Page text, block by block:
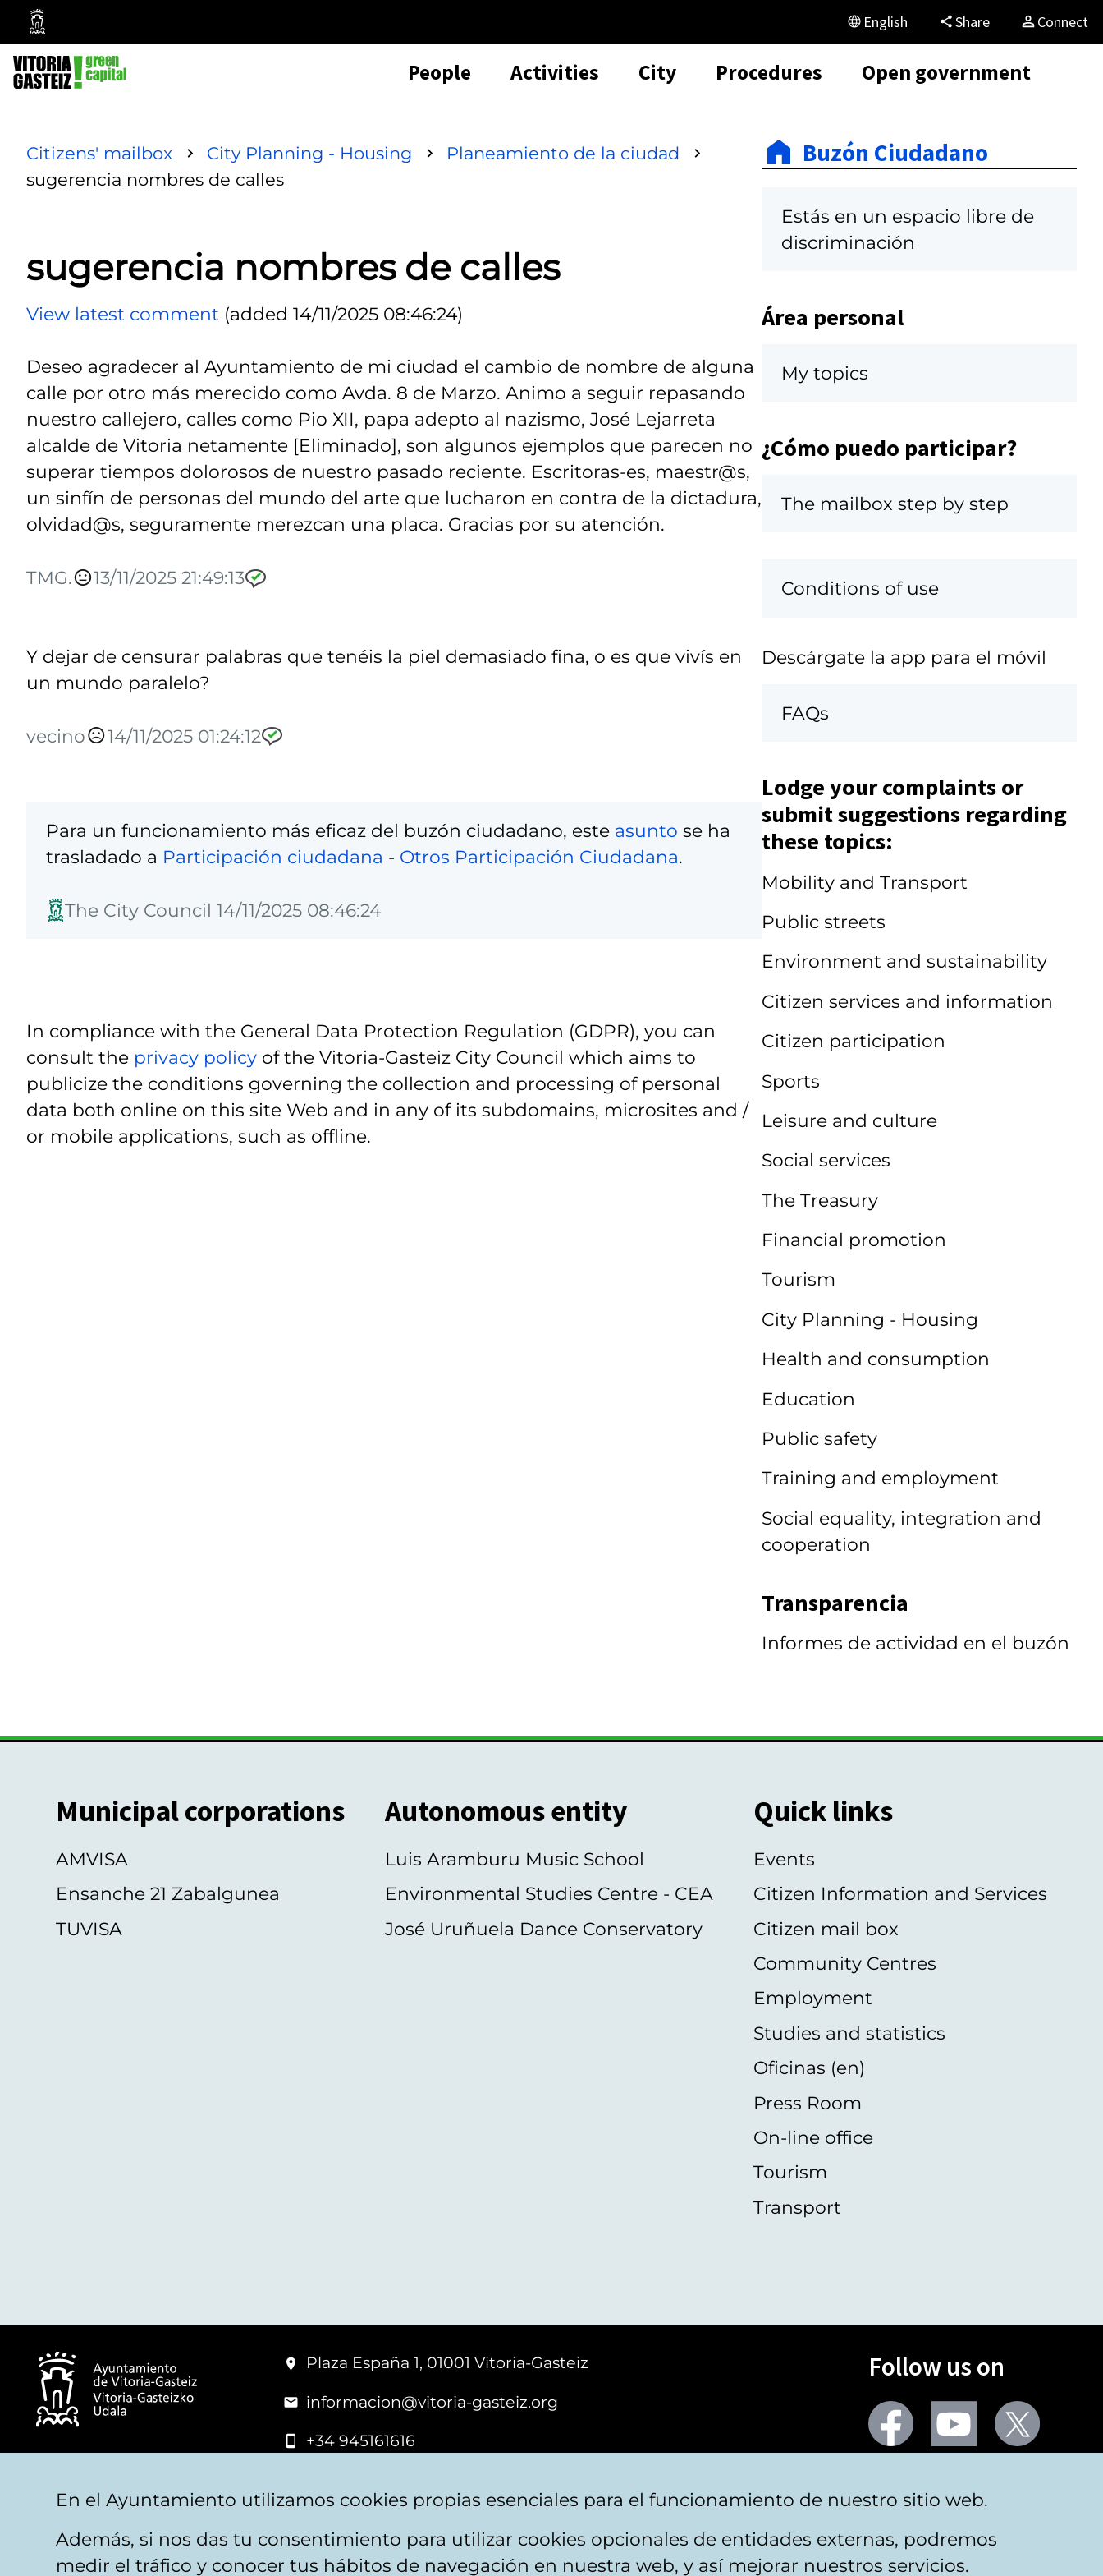
Vitoria-
Gasteiz
City
Council
English Share Connect
People Activities City Procedures Open government
Citizens' mailbox City Planning - Housing
Planeamiento de la ciudad
sugerencia nombres de calles
sugerencia nombres de calles
View latest comment (added 14/11/2025 08:46:24)
Deseo agradecer al Ayuntamiento de mi ciudad el cambio de nombre de alguna
calle por otro más merecido como Avda. 8 de Marzo. Animo a seguir repasando
nuestro callejero, calles como Pio XII, papa adepto al nazismo, José Lejarreta
alcalde de Vitoria netamente [Eliminado], son algunos ejemplos que parecen no
superar tiempos dolorosos de nuestro pasado reciente. Escritoras-es, maestr@s,
un sinfín de personas del mundo del arte que lucharon en contra de la dictadura,
olvidad@s, seguramente merezcan una placa. Gracias por su atención.
TMG. 13/11/2025 21:49:13
Y dejar de censurar palabras que tenéis la piel demasiado fina, o es que vivís en
un mundo paralelo?
vecino 14/11/2025 01:24:12
Para un funcionamiento más eficaz del buzón ciudadano, este asunto se ha
trasladado a Participación ciudadana - Otros Participación Ciudadana.
The City Council 14/11/2025 08:46:24
In compliance with the General Data Protection Regulation (GDPR), you can
consult the privacy policy of the Vitoria-Gasteiz City Council which aims to
publicize the conditions governing the collection and processing of personal
data both online on this site Web and in any of its subdomains, microsites and /
or mobile applications, such as offline.
Buzón Ciudadano
Estás en un espacio libre de
discriminación
Área personal
My topics
¿Cómo puedo participar?
The mailbox step by step
Conditions of use
Descárgate la app para el móvil
FAQs
Lodge your complaints or
submit suggestions regarding
these topics:
Mobility and Transport
Public streets
Environment and sustainability
Citizen services and information
Citizen participation
Sports
Leisure and culture
Social services
The Treasury
Financial promotion
Tourism
City Planning - Housing
Health and consumption
Education
Public safety
Training and employment
Social equality, integration and
cooperation
Transparencia
Informes de actividad en el buzón
Municipal corporations
AMVISA
Ensanche 21 Zabalgunea
TUVISA
Autonomous entity
Luis Aramburu Music School
Environmental Studies Centre - CEA
José Uruñuela Dance Conservatory
Quick links
Events
Citizen Information and Services
Citizen mail box
Community Centres
Employment
Studies and statistics
Oficinas (en)
Press Room
On-line office
Tourism
Transport
Plaza España 1, 01001 Vitoria-Gasteiz
informacion@vitoria-gasteiz.org
+34 945161616
Follow us on
Facebook Youtube
Legal warning Privacy Politica de cookies Website map Accessibility Contact
En el Ayuntamiento utilizamos cookies propias esenciales para el funcionamiento de nuestro sitio web.
Además, si nos das tu consentimiento para utilizar cookies opcionales de entidades externas, podremos
medir el tráfico y conocer tus hábitos de navegación en nuestra web, y así mejorar nuestros servicios.